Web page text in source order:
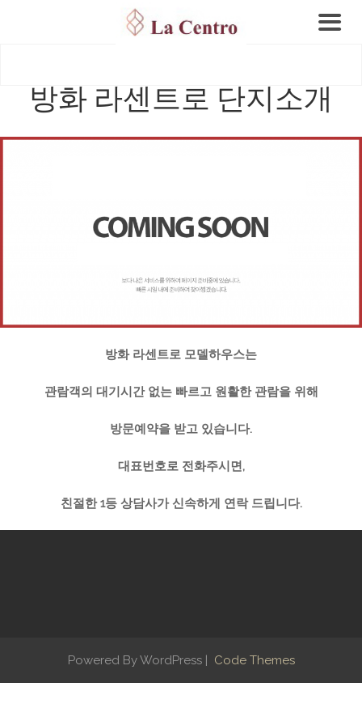
방화 라센트로 단지소개
방화 라센트로 모델하우스는
관람객의 대기시간 없는 빠르고 원활한 관람을 위해
방문예약을 받고 있습니다.
대표번호로 전화주시면,
친절한1등 상담사가 신속하게 연락 드립니다.
Powered By WordPress | Code Themes